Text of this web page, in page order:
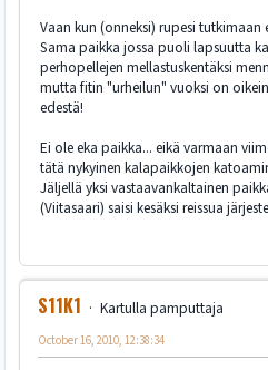
Vaan kun (onneksi) rupesi tutkimaan
Sama paikka jossa puoli lapsuutta
perhopellejen mellastuskentäksi
mutta fitin "urheilun" vuoksi on
edestä!
Ei ole eka paikka... eikä varmaan
tätä nykyinen kalapaikkojen
Jäljellä yksi vastaavankaltainen
(Viitasaari) saisi kesäksi reissua
S11K1
Kartulla pamputtaja
October 16, 2010, 12:38:34